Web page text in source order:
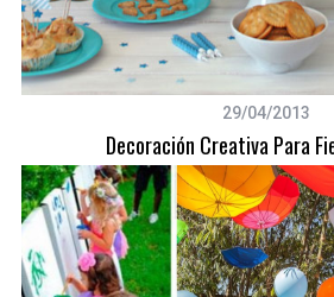
29/04/2013
Decoración Creativa Para